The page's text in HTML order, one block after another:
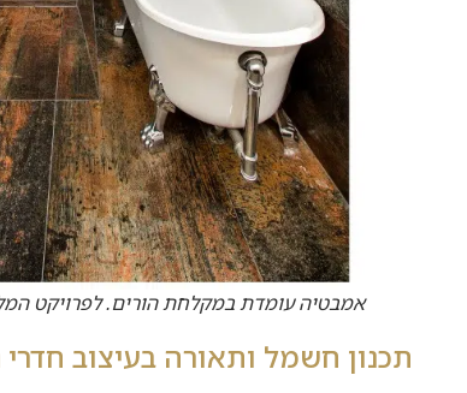
אמבטיה עומדת במקלחת הורים. לפרויקט
תכנון חשמל ותאורה בעיצוב